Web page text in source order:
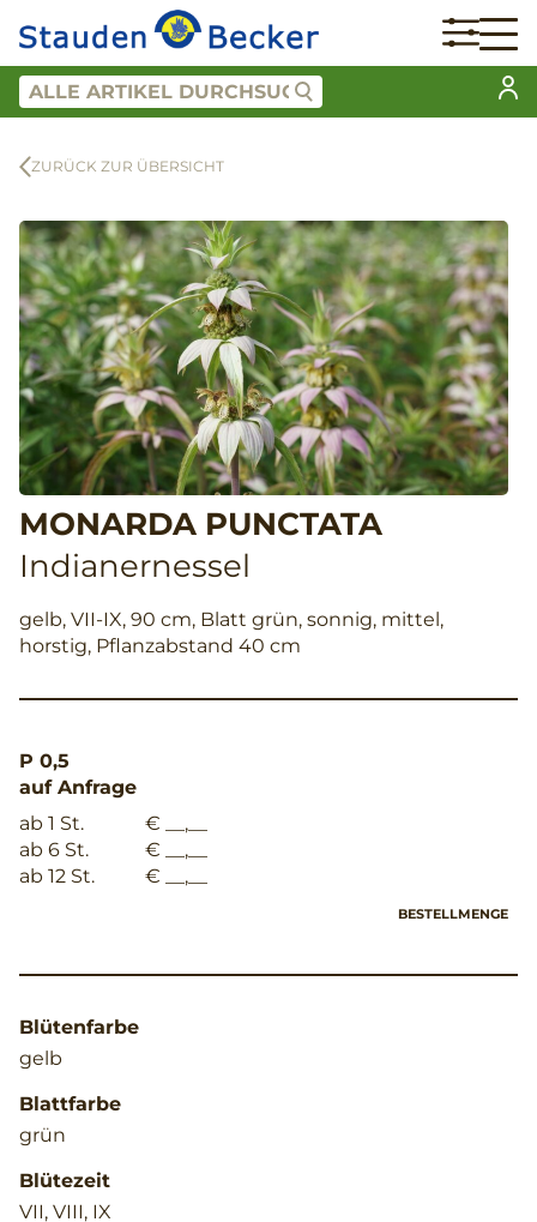
ZURÜCK ZUR ÜBERSICHT
MONARDA PUNCTATA
Indianernessel
gelb, VII-IX, 90 cm, Blatt grün, sonnig, mittel,
horstig, Pflanzabstand 40 cm
P 0,5
auf Anfrage
ab 1 St.
€ __,__
ab 6 St.
€ __,__
ab 12 St.
€ __,__
BESTELLMENGE
Blütenfarbe
gelb
Blattfarbe
grün
Blütezeit
VII, VIII, IX